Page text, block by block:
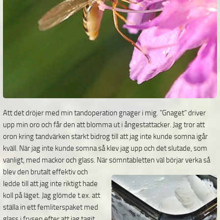
Att det dröjer med min tandoperation gnager i mig. ”Gnaget” driver
upp min oro och får den att blomma ut i ångestattacker. Jag tror att
oron kring tandvärken starkt bidrog till att jag inte kunde somna igår
kväll. När jag inte kunde somna så klev jag upp och det slutade, som
vanligt, med mackor och glass. Närsömntabletten väl börjar verka så
blev den brutalt effektiv och
ledde till att jag inte riktigt hade
koll på läget. Jag glömde t.ex. att
ställa in ett femliterspaket med